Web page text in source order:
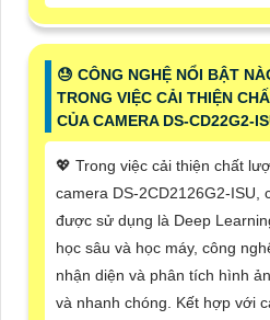
😓 CÔNG NGHỆ NỔI BẬT
TRONG VIỆC CẢI THIỆN
CỦA CAMERA DS-CD22G2-
💖 Trong việc cải thiện chất
camera DS-2CD2126G2-ISU,
được sử dụng là Deep
học sâu và học máy, công
nhận diện và phân tích hình
và nhanh chóng. Kết hợp với